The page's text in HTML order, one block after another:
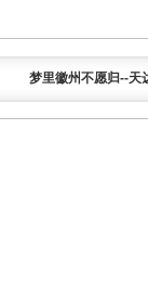
梦里徽州不愿归--天